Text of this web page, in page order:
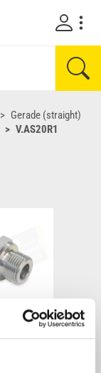
Gerade (straight)
V.AS20R1